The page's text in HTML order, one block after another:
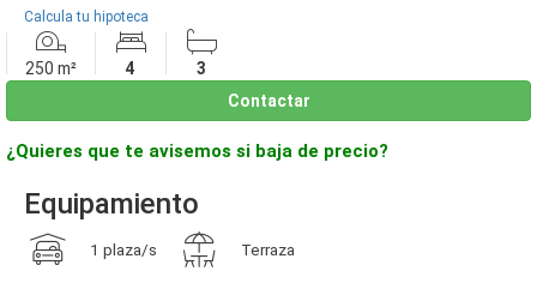
Calcula tu hipoteca
250 m² 4
3
Contactar
¿Quieres que te avisemos si baja de precio?
Equipamiento
1 plaza/s Terraza